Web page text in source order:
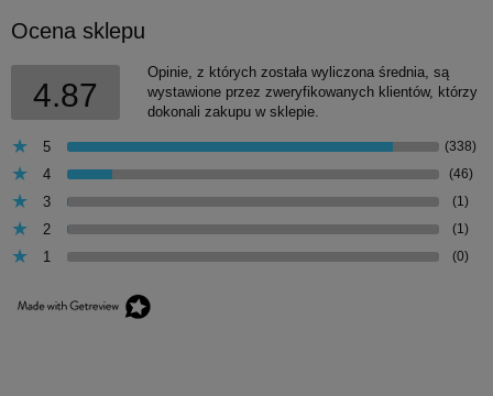
Ocena sklepu
4.87
Opinie, z których została wyliczona średnia, są
wystawione przez zweryfikowanych klientów, którzy
dokonali zakupu w sklepie.
5 (338)
4 (46)
3 (1)
2 (1)
1 (0)